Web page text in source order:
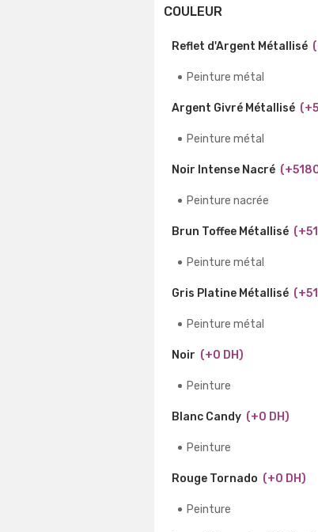
COULEUR
Reflet d'Argent Métallisé
Peinture métal
Argent Givré Métallisé
Peinture métal
Noir Intense Nacré
Peinture nacrée
Brun Toffee Métallisé
Peinture métal
Gris Platine Métallisé
Peinture métal
Noir (+0 DH)
Peinture
Blanc Candy (+0 DH)
Peinture
Rouge Tornado (+0 DH)
Peinture